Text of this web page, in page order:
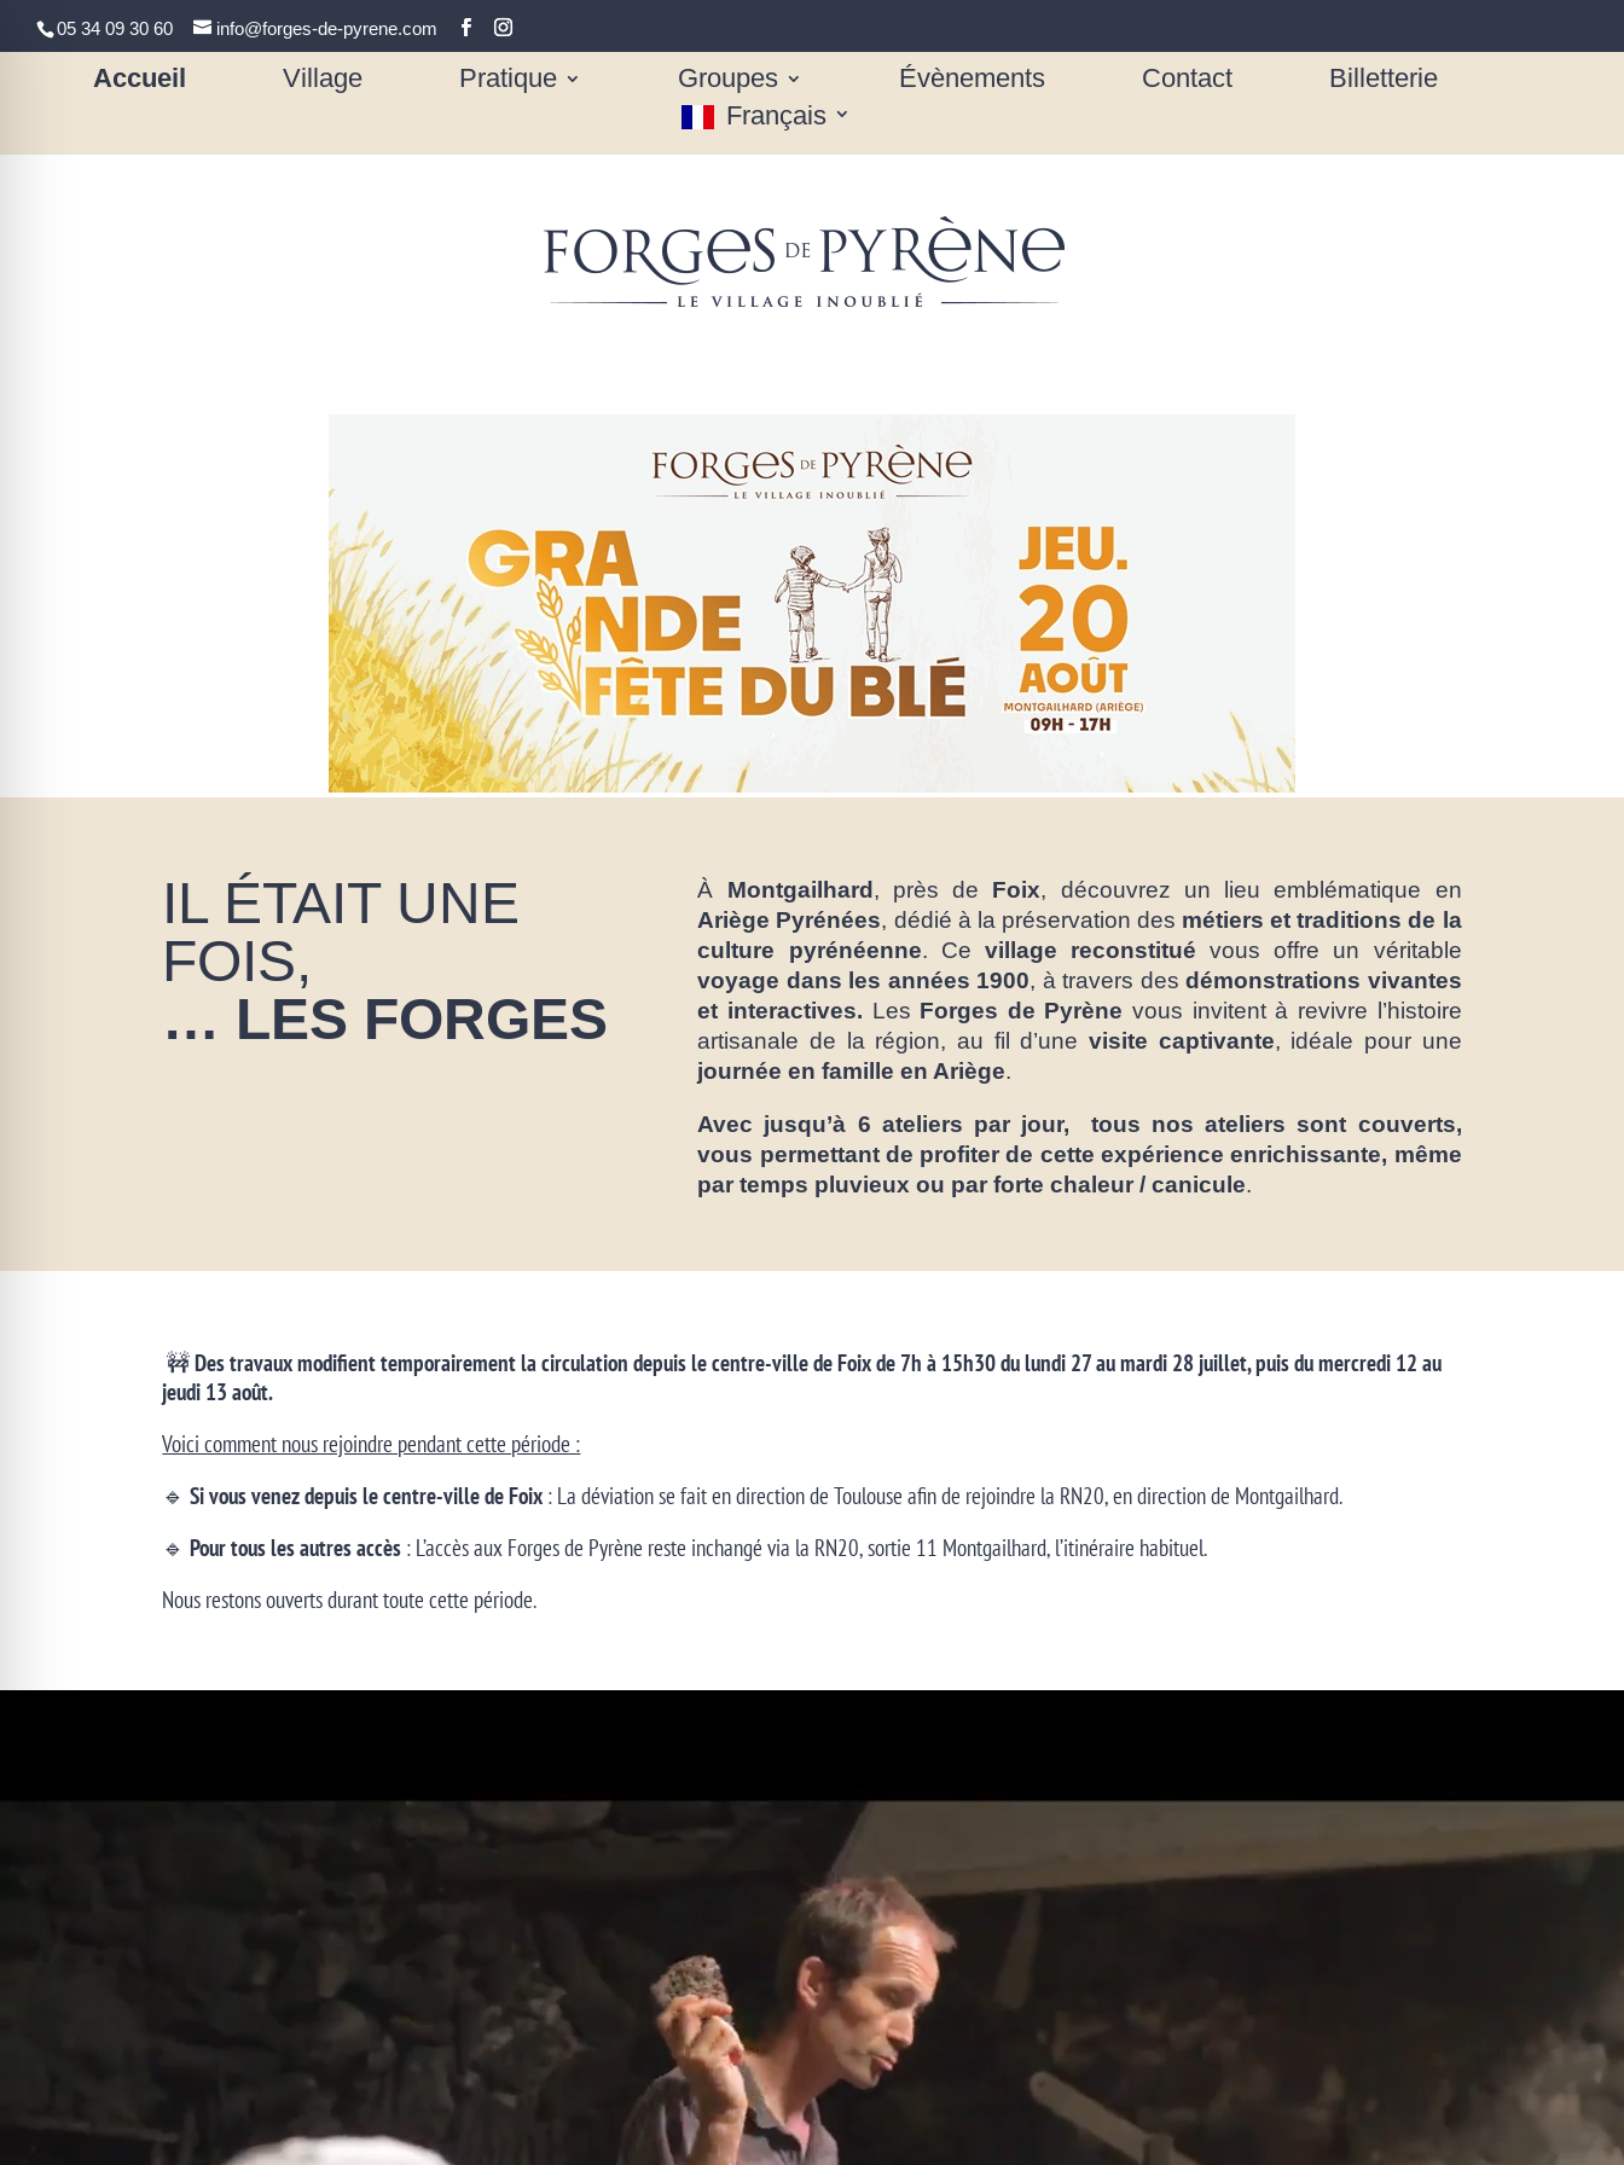
05 34 09 30 60 info@forges-de-pyrene.com
Accueil Village Pratique Groupes Évènements Contact
Billetterie
Français
IL ÉTAIT UNE
FOIS,
… LES FORGES
À Montgailhard , près de Foix, découvrez un lieu emblématique en
Ariège Pyrénées, dédié à la préservation des métiers et traditions de la
culture pyrénéenne. Ce village reconstitué vous offre un véritable
voyage dans les années 1900, à travers desdémonstrations vivantes
et interactives. Les Forges de Pyrène vous invitent à revivre l’histoire
artisanale de la région, au fil d’une visite captivante, idéale pour une
journée en famille en Ariège.
Avec jusqu’à 6 ateliers par jour,
tous nos ateliers sont couverts,
vous permettant de profiter de cette expérience enrichissante, même
par temps pluvieux ou par forte chaleur / canicule.
🚧Des travaux modifient temporairement la circulation depuis le centre-ville de Foix de 7h à 15h30 du lundi 27 au mardi 28 juillet, puis du mercredi 12 au
jeudi 13 août.
Voici comment nous rejoindre pendant cette période :
🔹Si vous venez depuis le centre-ville de Foix : La déviation se fait en direction de Toulouse afin de rejoindre la RN20, en direction de Montgailhard.
🔹Pour tous les autres accès : L’accès aux Forges de Pyrène reste inchangé via la RN20, sortie 11 Montgailhard, l’itinéraire habituel.
Nous restons ouverts durant toute cette période.